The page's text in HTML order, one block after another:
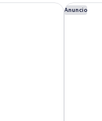
Gatlinburg
Anuncio